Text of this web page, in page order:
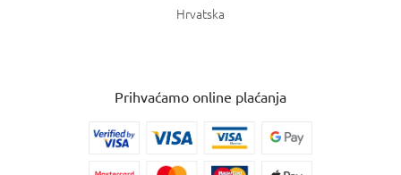
Hrvatska
Prihvaćamo online plaćanja